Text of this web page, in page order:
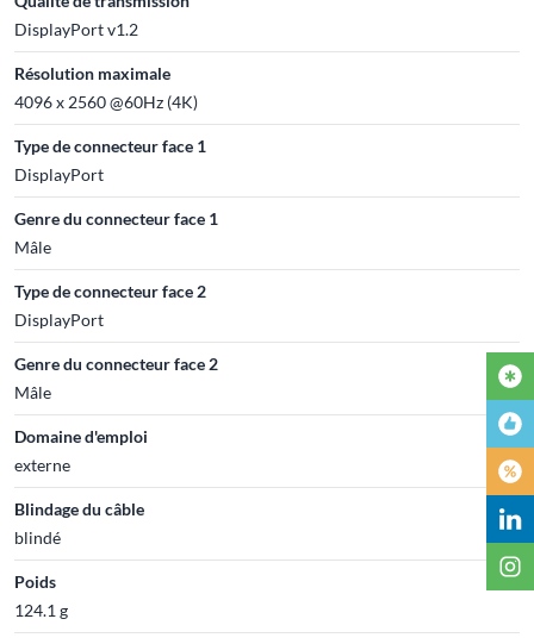
DisplayPort v1.2
Résolution maximale
4096 x 2560 @60Hz (4K)
Type de connecteur face 1
DisplayPort
Genre du connecteur face 1
Mâle
Type de connecteur face 2
DisplayPort
Genre du connecteur face 2
Mâle
Domaine d'emploi
externe
Blindage du câble
blindé
Poids
124.1 g